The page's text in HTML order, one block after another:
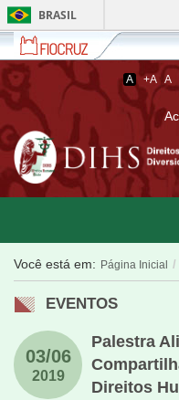
BRASIL
Fiocruz
Fale
com
a
Fiocruz
A +A A
Você está em: Página Inicial
EVENTOS
03/06
2019
Palestra
Direitos